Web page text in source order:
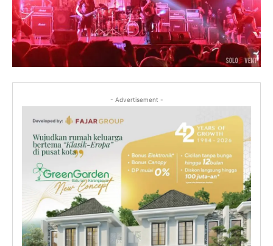
- Advertisement -